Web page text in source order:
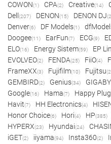
COWON(1) CPA(2) Creative(14)
Dell (207) DENON(15) DENON DJ
Denver(6) DF Models(1)
Doogee(11) EarFun(7) ECG(9)
ELO(16) Energy Sistem(59) EP
EVOLVEO(2) FENDA(25) FiiO(4)
FrameXX(3) Fujifilm(10) Fujitsu
GEMBIRD(2) Genius(34)
Google(16) Hama(7) Happy
Havit(7) HH Electronics(4)
Honor Choice(6) Hori(4) HP(385)
HYPERX(23) Hyundai(24)
iGET(2) iiyama(94) Insta360(2)